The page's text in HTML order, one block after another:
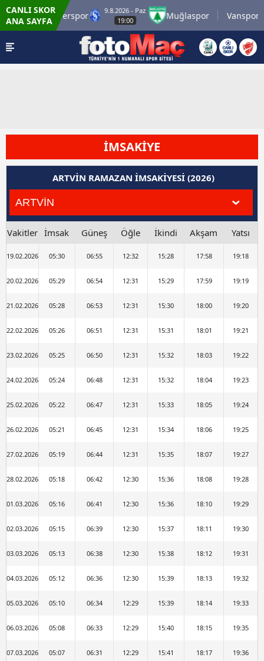
CANLI SKOR
ANA SAYFA
Grup Sarıyerspor
9.8.2026 - Paz
19:00
Muğlaspor Vanspor
İMSAKİYE
ARTVİN RAMAZAN İMSAKİYESİ (2026)
Vakitler İmsak Güneş Öğle İkindi Akşam Yatsı
19.02.2026 05:30 06:55 12:32 15:28 17:58 19:18
20.02.2026 05:29 06:54 12:31 15:29 17:59 19:19
21.02.2026 05:28 06:53 12:31 15:30 18:00 19:20
22.02.2026 05:26 06:51 12:31 15:31 18:01 19:21
23.02.2026 05:25 06:50 12:31 15:32 18:03 19:22
24.02.2026 05:24 06:48 12:31 15:32 18:04 19:23
25.02.2026 05:22 06:47 12:31 15:33 18:05 19:24
26.02.2026 05:21 06:45 12:31 15:34 18:06 19:25
27.02.2026 05:19 06:44 12:31 15:35 18:07 19:27
28.02.2026 05:18 06:42 12:30 15:36 18:08 19:28
01.03.2026 05:16 06:41 12:30 15:36 18:10 19:29
02.03.2026 05:15 06:39 12:30 15:37 18:11 19:30
03.03.2026 05:13 06:38 12:30 15:38 18:12 19:31
04.03.2026 05:12 06:36 12:30 15:39 18:13 19:32
05.03.2026 05:10 06:34 12:29 15:39 18:14 19:33
06.03.2026 05:08 06:33 12:29 15:40 18:15 19:35
07.03.2026 05:07 06:31 12:29 15:41 18:17 19:36